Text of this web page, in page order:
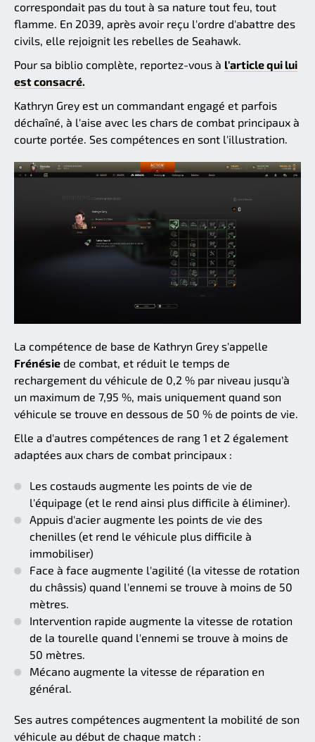
correspondait pas du tout à sa nature tout feu, tout
flamme. En 2039, après avoir reçu l'ordre d'abattre des
civils, elle rejoignit les rebelles de Seahawk.
Pour sa biblio complète, reportez-vous à l'article qui lui
est consacré.
Kathryn Grey est un commandant engagé et parfois
déchaîné, à l'aise avec les chars de combat principaux à
courte portée. Ses compétences en sont l'illustration.
La compétence de base de Kathryn Grey s'appelle
Frénésie de combat, et réduit le temps de
rechargement du véhicule de 0,2 % par niveau jusqu'à
un maximum de 7,95 %, mais uniquement quand son
véhicule se trouve en dessous de 50 % de points de vie.
Elle a d'autres compétences de rang 1 et 2 également
adaptées aux chars de combat principaux :
Les costauds augmente les points de vie de
l'équipage (et le rend ainsi plus difficile à éliminer).
Appuis d'acier augmente les points de vie des
chenilles (et rend le véhicule plus difficile à
immobiliser)
Face à face augmente l'agilité (la vitesse de rotation
du châssis) quand l'ennemi se trouve à moins de 50
mètres.
Intervention rapide augmente la vitesse de rotation
de la tourelle quand l'ennemi se trouve à moins de
50 mètres.
Mécano augmente la vitesse de réparation en
général.
Ses autres compétences augmentent la mobilité de son
véhicule au début de chaque match :